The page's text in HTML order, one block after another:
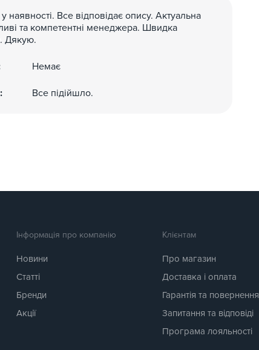
наявності. Все відповідає опису. Актуальна
та компетентні менеджера. Швидка
Дякую.
Немає
Все підійшло.
Інформація про компанію
Новини
Статті
Бренди
Акції
Клієнтам
Про магазин
Доставка і оплата
Гарантія та повернення
Запитання та відповіді
Програма лояльності